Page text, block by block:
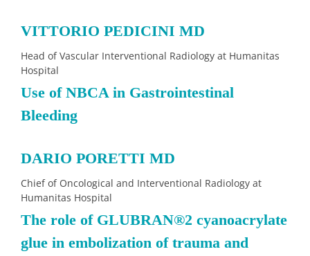
VITTORIO PEDICINI MD
Head of Vascular Interventional Radiology at Humanitas
Hospital
Use of NBCA in Gastrointestinal
Bleeding
DARIO PORETTI MD
Chief of Oncological and Interventional Radiology at
Humanitas Hospital
The role of GLUBRAN®2 cyanoacrylate
glue in embolization of trauma and